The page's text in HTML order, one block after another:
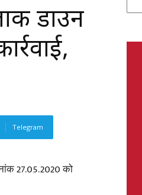
•
डाउन
Telegram
27.05.2020 को